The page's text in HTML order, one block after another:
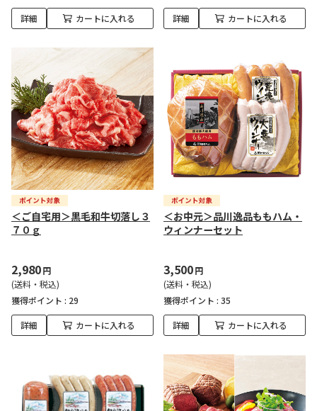
詳細 カートに入れる 詳細 カートに入れる
＜ご自宅用＞黒毛和牛切落し３
７０ｇ
2,980円
(送料・税込)
獲得ポイント : 29
詳細 カートに入れる
＜お中元＞品川逸品ももハム・
ウィンナーセット
3,500円
(送料・税込)
獲得ポイント : 35
詳細 カートに入れる